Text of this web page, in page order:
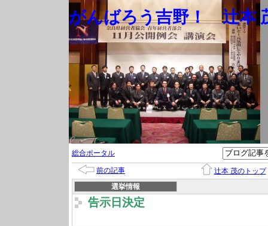
がんばろう吉野！ 辻本
総合ポータル
前の記事
辻本 茂のトップ
選挙情報
告示日決定